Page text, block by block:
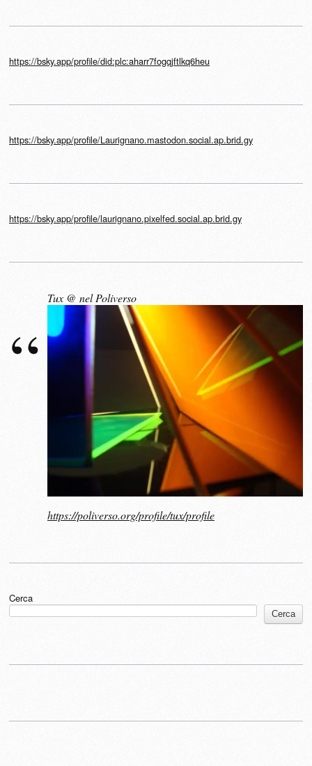
https://bsky.app/profile/did:plc:aharr7fogqjftlkq6heu
https://bsky.app/profile/Laurignano.mastodon.social.ap.brid.gy
https://bsky.app/profile/laurignano.pixelfed.social.ap.brid.gy
Tux @ nel Poliverso
https://poliverso.org/profile/tux/profile
Cerca
Cerca